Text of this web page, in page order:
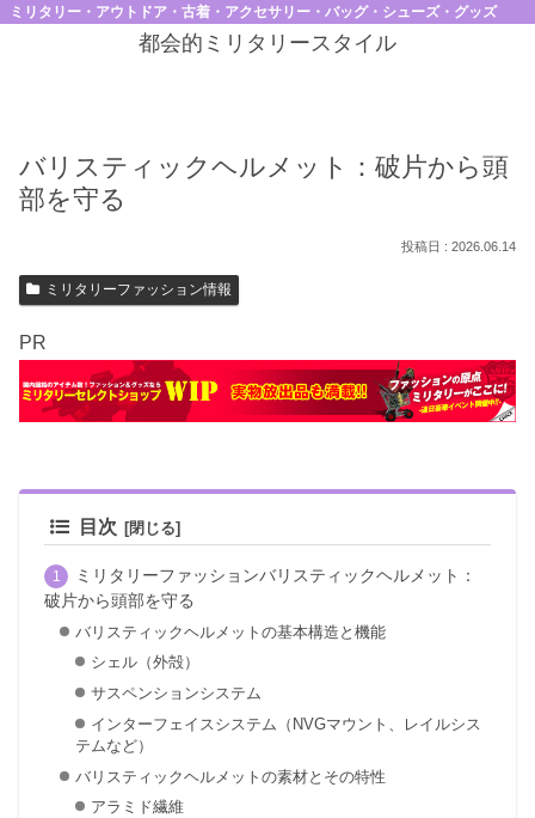
ミリタリー・アウトドア・古着・アクセサリー・バッグ・シューズ・グッズ
都会的ミリタリースタイル
バリスティックヘルメット：破片から頭
部を守る
2026.06.14
ミリタリーファッション情報
PR
目次
ミリタリーファッションバリスティックヘルメット：
破片から頭部を守る
バリスティックヘルメットの基本構造と機能
シェル（外殻）
サスペンションシステム
インターフェイスシステム（NVGマウント、レイルシス
テムなど）
バリスティックヘルメットの素材とその特性
アラミド繊維